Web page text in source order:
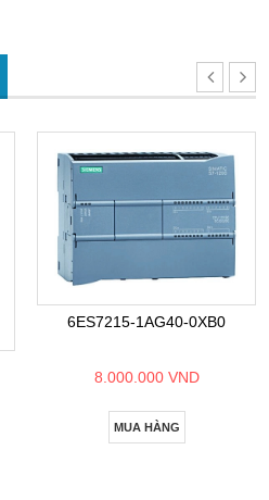
6ES7215-1AG40-0XB0
8.000.000 VND
MUA HÀNG